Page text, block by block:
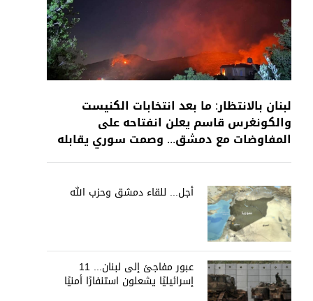
لبنان بالانتظار: ما بعد انتخابات الكنيست
والكونغرس قاسم يعلن انفتاحه على
المفاوضات مع دمشق... وصمت سوري يقابله
أجل... للقاء دمشق وحزب الله
عبور مفاجئ إلى لبنان... 11
إسرائيليًا يشعلون استنفارًا أمنيًا